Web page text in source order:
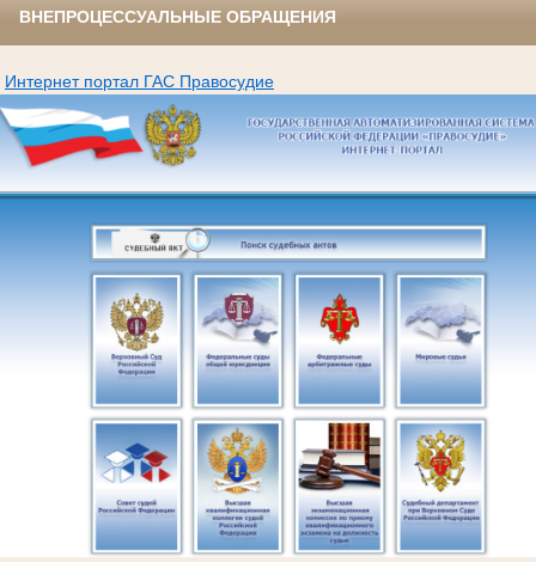
ВНЕПРОЦЕССУАЛЬНЫЕ ОБРАЩЕНИЯ
Интернет портал ГАС Правосудие